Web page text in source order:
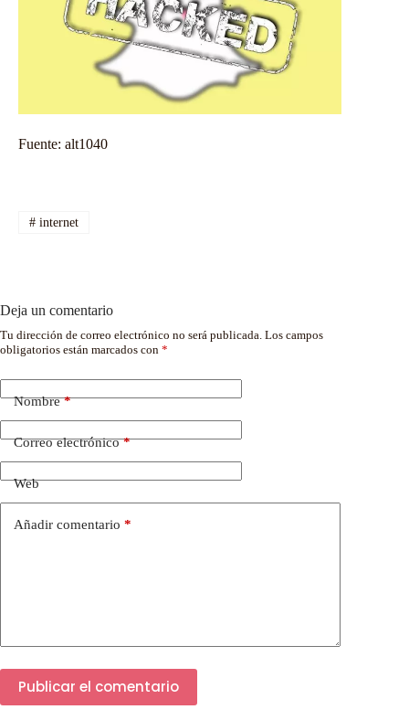
Fuente: alt1040
#internet
Deja un comentario
Tu dirección de correo electrónico no será publicada. Los campos
obligatorios están marcados con *
Nombre*
Correo electrónico*
Web
Añadir comentario *
Publicar el comentario